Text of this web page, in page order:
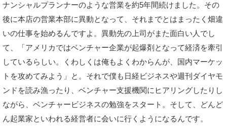
ナンシャルプランナーのような営業を約5年間続けました。その
後に本店の営業本部に異動となって、それまでとはまったく畑違
いの仕事を始めるんですよ。異動先の上司がまた面白い人でし
て、「アメリカではベンチャー企業が起爆剤となって経済を牽引
しているらしい。くわしくは俺もよくわからんが、国内マーケッ
トを攻めてみよう」と。それで僕も日経ビジネスや週刊ダイヤモ
ンドを読み漁ったり、ベンチャー支援機関にヒアリングしたりし
ながら、ベンチャービジネスの勉強をスタート。そして、どんど
ん起業家といわれる経営者に会いに行くようになるんです。